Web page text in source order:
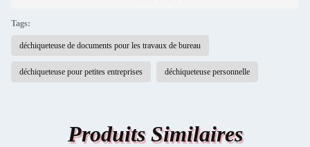
Tags:
déchiqueteuse de documents pour les travaux de bureau
déchiqueteuse pour petites entreprises déchiqueteuse personnelle
Produits Similaires